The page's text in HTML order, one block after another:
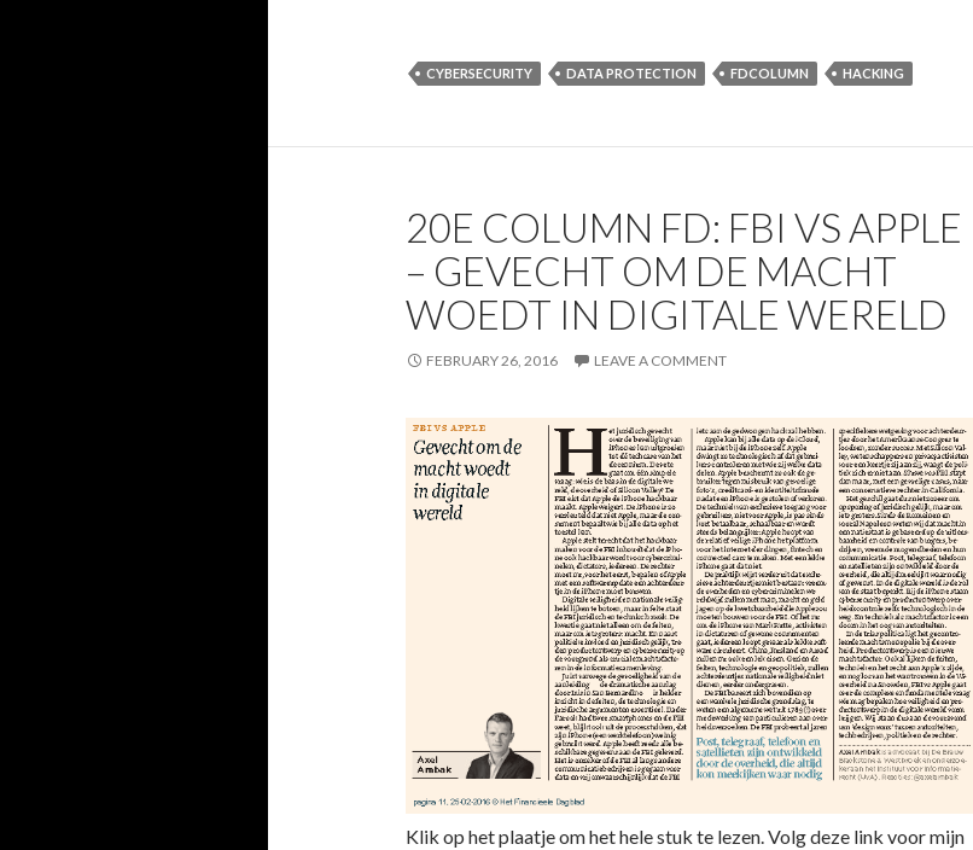
CYBERSECURITY DATA PROTECTION FDCOLUMN HACKING
20E COLUMN FD: FBI VS APPLE
– GEVECHT OM DE MACHT
WOEDT IN DIGITALE WERELD
FEBRUARY 26, 2016 LEAVE A COMMENT
Klik op het plaatje om het hele stuk te lezen. Volg deze link voor mijn